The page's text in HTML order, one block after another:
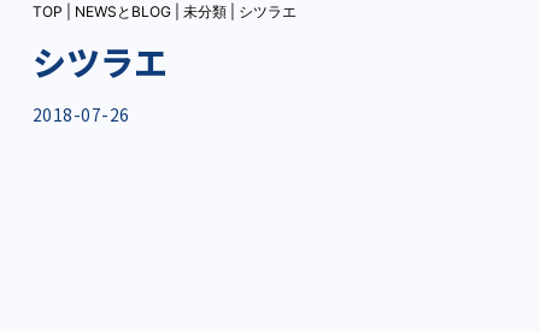
TOP NEWSとBLOG 未分類 シツラエ
シツラエ
2018-07-26